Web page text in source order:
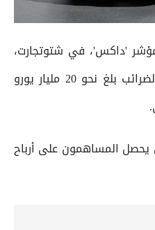
'داكس'، في شتوتجارت،
أنها تكبدت عجزًا بعد حساب الضرائب بلغ نحو 20 مليار يورو
يحصل المساهمون على أرباح